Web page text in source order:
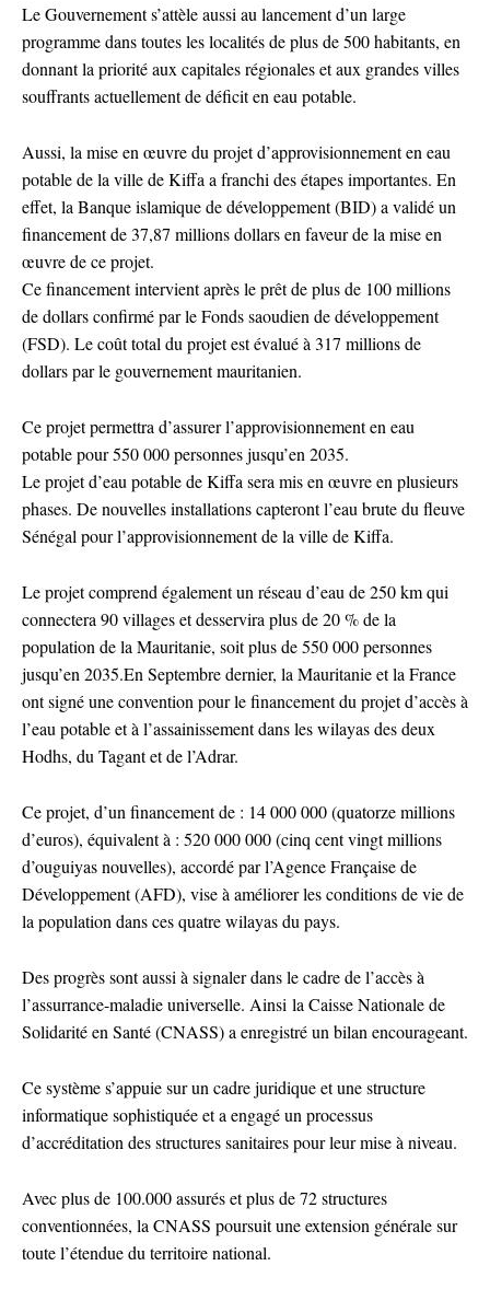
Le Gouvernement s’attèle aussi au lancement d’un large
programme dans toutes les localités de plus de 500 habitants, en
donnant la priorité aux capitales régionales et aux grandes villes
souffrants actuellement de déficit en eau potable.
Aussi, la mise en œuvre du projet d’approvisionnement en eau
potable de la ville de Kiffa a franchi des étapes importantes. En
effet, la Banque islamique de développement (BID) a validé un
financement de 37,87 millions dollars en faveur de la mise en
œuvre de ce projet.
Ce financement intervient après le prêt de plus de 100 millions
de dollars confirmé par le Fonds saoudien de développement
(FSD). Le coût total du projet est évalué à 317 millions de
dollars par le gouvernement mauritanien.
Ce projet permettra d’assurer l’approvisionnement en eau
potable pour 550 000 personnes jusqu’en 2035.
Le projet d’eau potable de Kiffa sera mis en œuvre en plusieurs
phases. De nouvelles installations capteront l’eau brute du fleuve
Sénégal pour l’approvisionnement de la ville de Kiffa.
Le projet comprend également un réseau d’eau de 250 km qui
connectera 90 villages et desservira plus de 20 % de la
population de la Mauritanie, soit plus de 550 000 personnes
jusqu’en 2035.En Septembre dernier, la Mauritanie et la France
ont signé une convention pour le financement du projet d’accès à
l’eau potable et à l’assainissement dans les wilayas des deux
Hodhs, du Tagant et de l’Adrar.
Ce projet, d’un financement de : 14 000 000 (quatorze millions
d’euros), équivalent à : 520 000 000 (cinq cent vingt millions
d’ouguiyas nouvelles), accordé par l’Agence Française de
Développement (AFD), vise à améliorer les conditions de vie de
la population dans ces quatre wilayas du pays.
Des progrès sont aussi à signaler dans le cadre de l’accès à
l’assurrance-maladie universelle. Ainsi la Caisse Nationale de
Solidarité en Santé (CNASS) a enregistré un bilan encourageant.
Ce système s’appuie sur un cadre juridique et une structure
informatique sophistiquée et a engagé un processus
d’accréditation des structures sanitaires pour leur mise à niveau.
Avec plus de 100.000 assurés et plus de 72 structures
conventionnées, la CNASS poursuit une extension générale sur
toute l’étendue du territoire national.